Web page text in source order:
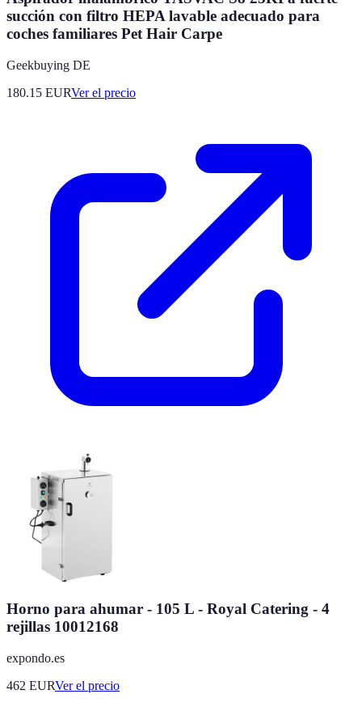
succión con filtro HEPA lavable adecuado para
coches familiares Pet Hair Carpe
Geekbuying DE
180.15 EURVer el precio
Horno para ahumar - 105 L - Royal Catering - 4
rejillas 10012168
expondo.es
462 EURVer el precio